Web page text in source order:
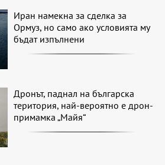
Иран намекна за сделка за
Ормуз, но само ако условията му
бъдат изпълнени
Дронът, паднал на българска
територия, най-вероятно е дрон-
примамка „Майя“